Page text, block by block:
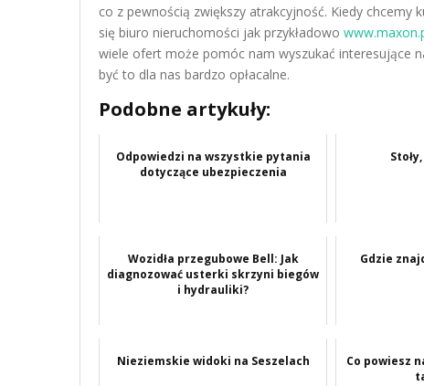
co z pewnością zwiększy atrakcyjność. Kiedy
się biuro nieruchomości jak przykładowo
wiele ofert może pomóc nam wyszukać interesujące
być to dla nas bardzo opłacalne.
Podobne artykuły:
Odpowiedzi na wszystkie pytania
dotyczące ubezpieczenia
Wozidła przegubowe Bell: Jak
diagnozować usterki skrzyni biegów
i hydrauliki?
Gdzie
Nieziemskie widoki na Seszelach
Co powiesz